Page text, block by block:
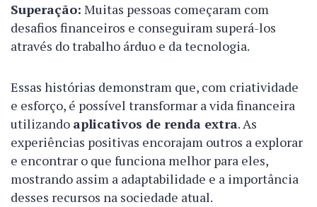
Superação: Muitas pessoas começaram com
desafios financeiros e conseguiram superá-los
através do trabalho árduo e da tecnologia.
Essas histórias demonstram que, com criatividade
e esforço, é possível transformar a vida financeira
utilizando aplicativos de renda extra. As
experiências positivas encorajam outros a explorar
e encontrar o que funciona melhor para eles,
mostrando assim a adaptabilidade e a importância
desses recursos na sociedade atual.